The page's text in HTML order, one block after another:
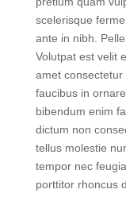
bibendum est
pretium quam
scelerisque
ante in nibh.
Volutpat est velit
amet
faucibus in
bibendum enim
dictum non
tellus molestie
tempor nec